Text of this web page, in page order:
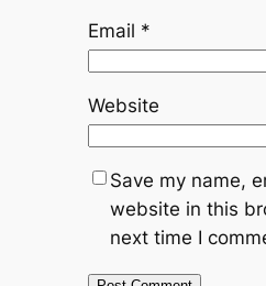
Email *
Website
Save my name,
website in this
next time I